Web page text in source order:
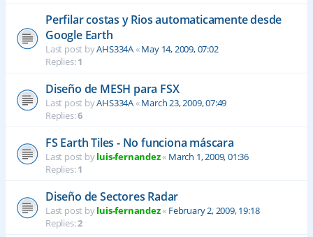
Perfilar costas y Rios automaticamente desde
Google Earth
Last post byAHS334A«May 14, 2009, 07:02
Replies:1
Diseño de MESH para FSX
Last post byAHS334A«March 23, 2009, 07:49
Replies:6
FS Earth Tiles - No funciona máscara
Last post byluis-fernandez« March 1, 2009, 01:36
Replies:1
Diseño de Sectores Radar
Last post byluis-fernandez« February 2, 2009, 19:18
Replies:2